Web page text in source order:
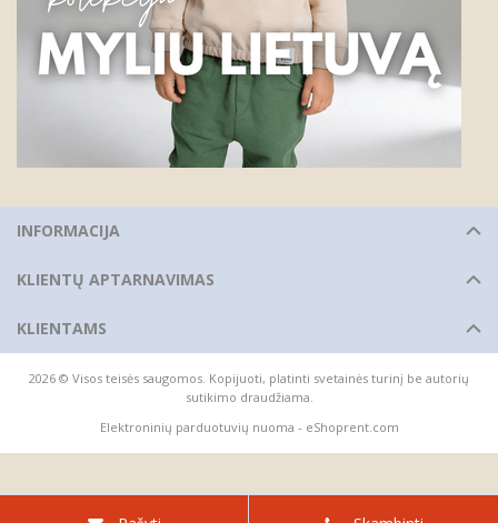
INFORMACIJA
KLIENTŲ APTARNAVIMAS
KLIENTAMS
2026 © Visos teisės saugomos. Kopijuoti, platinti svetainės turinį be autorių
sutikimo draudžiama.
Elektroninių parduotuvių nuoma - eShoprent.com